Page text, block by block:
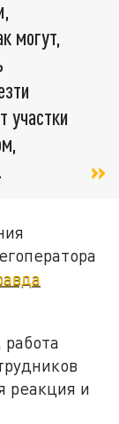
могут,
участки
реакция и